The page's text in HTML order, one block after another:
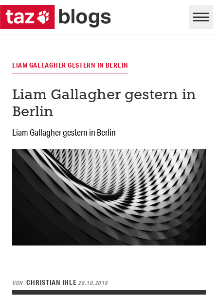
LIAM GALLAGHER GESTERN IN BERLIN
Liam Gallagher gestern in
Berlin
Liam Gallagher gestern in Berlin
VON CHRISTIAN IHLE28.10.2016